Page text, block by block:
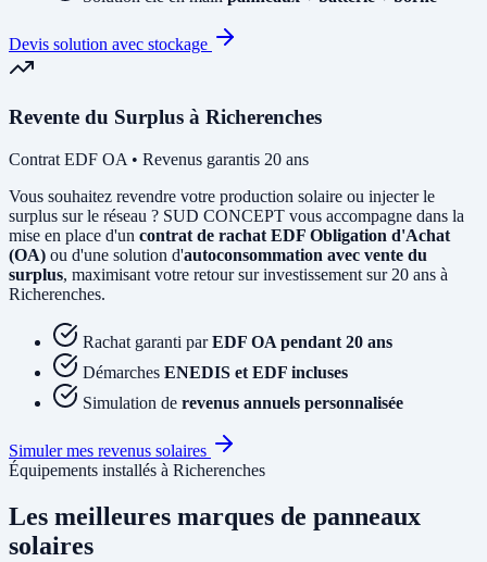
Devis solution avec stockage
Revente du Surplus à Richerenches
Contrat EDF OA • Revenus garantis 20 ans
Vous souhaitez revendre votre production solaire ou injecter le
surplus sur le réseau ? SUD CONCEPT vous accompagne dans la
mise en place d'un contrat de rachat EDF Obligation d'Achat
(OA) ou d'une solution d'autoconsommation avec vente du
surplus, maximisant votre retour sur investissement sur 20 ans à
Richerenches.
Rachat garanti parEDF OA pendant 20 ans
Démarches ENEDIS et EDF incluses
Simulation de revenus annuels personnalisée
Simuler mes revenus solaires
Équipements installés à Richerenches
Les meilleures marques de panneaux
solaires